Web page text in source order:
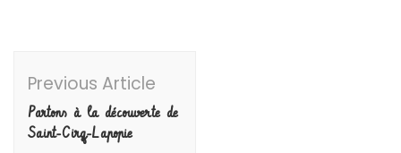
Navigation
Previous Article
Partons à la découverte de
Saint-Cirq-Lapopie